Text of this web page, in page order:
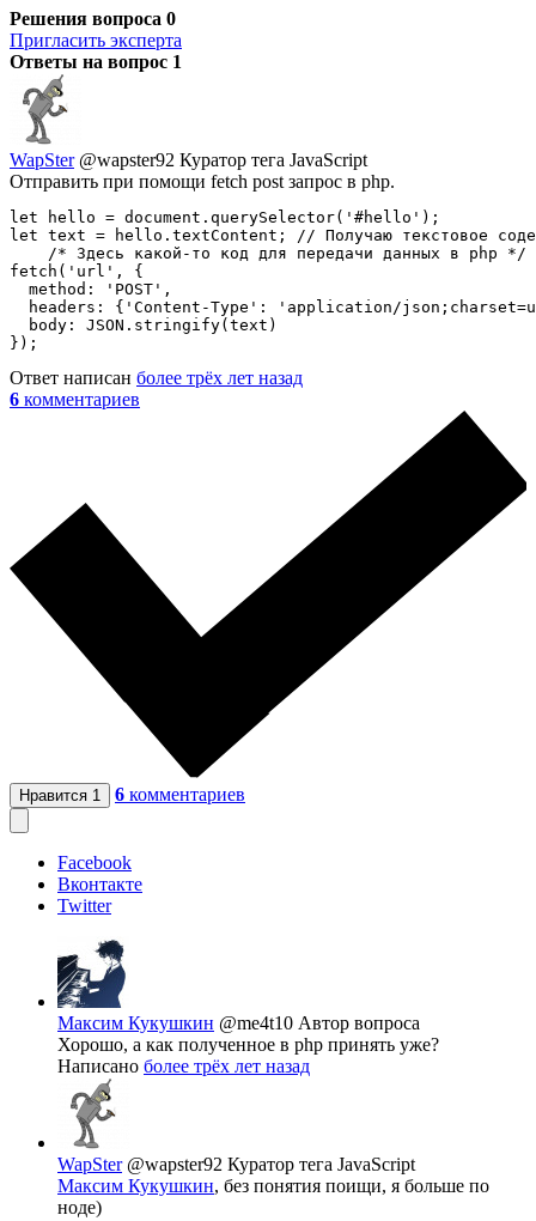
Решения вопроса 0
Пригласить эксперта
Ответы на вопрос 1
WapSter @wapster92 Куратор тега JavaScript
Отправить при помощи fetch post запрос в php.
let hello = document.querySelector('#hello');
let text = hello.textContent; // Получаю текстовое
    /* Здесь какой-то код для передачи данных в php */
fetch('url', {
  method: 'POST',
headers: {'Content-Type': 'application/
  body: JSON.stringify(text)
});
Ответ написан более трёх лет назад
6 комментариев
Нравится 1 6 комментариев
Facebook
Вконтакте
Twitter
Максим Кукушкин @me4t10 Автор вопроса
Хорошо, а как полученное в php принять уже?
Написано более трёх лет назад
WapSter @wapster92 Куратор тега JavaScript
Максим Кукушкин, без понятия поищи, я больше по
ноде)